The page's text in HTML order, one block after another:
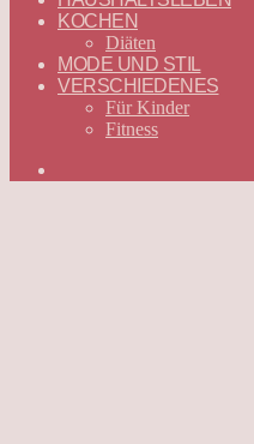
KOCHEN
Diäten
MODE UND STIL
VERSCHIEDENES
Für Kinder
Fitness